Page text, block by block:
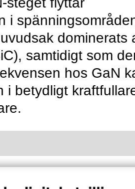
i
dominerats
samtidigt som
hos GaN
i betydligt